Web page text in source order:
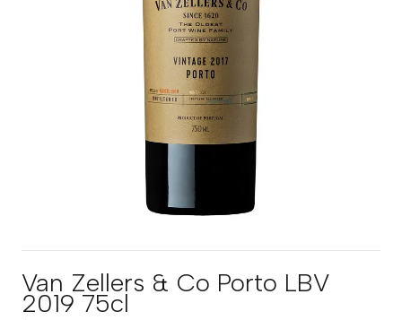
Van Zellers & Co Porto LBV
2019 75cl